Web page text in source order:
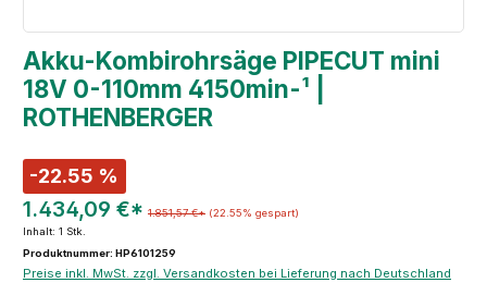
Akku-Kombirohrsäge PIPECUT mini
18V 0-110mm 4150min-¹ |
ROTHENBERGER
-22.55 %
1.434,09 €* 1.851,57 €* (22.55% gespart)
Inhalt: 1 Stk.
Produktnummer: HP6101259
Preise inkl. MwSt. zzgl. Versandkosten bei Lieferung nach Deutschland